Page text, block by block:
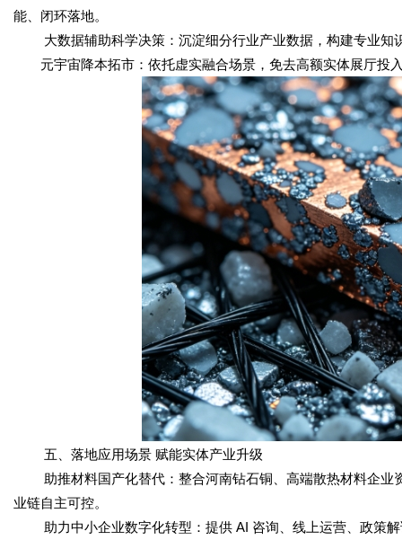
能、闭环落地。
大数据辅助科学决策：沉淀细分行业产业数据，构建专业
元宇宙降本拓市：依托虚实融合场景，免去高额实体展厅投
五、落地应用场景 赋能实体产业升级
助推材料国产化替代：整合河南钻石铜、高端散热材料企
业链自主可控。
助力中小企业数字化转型：提供 AI 咨询、线上运营、政策